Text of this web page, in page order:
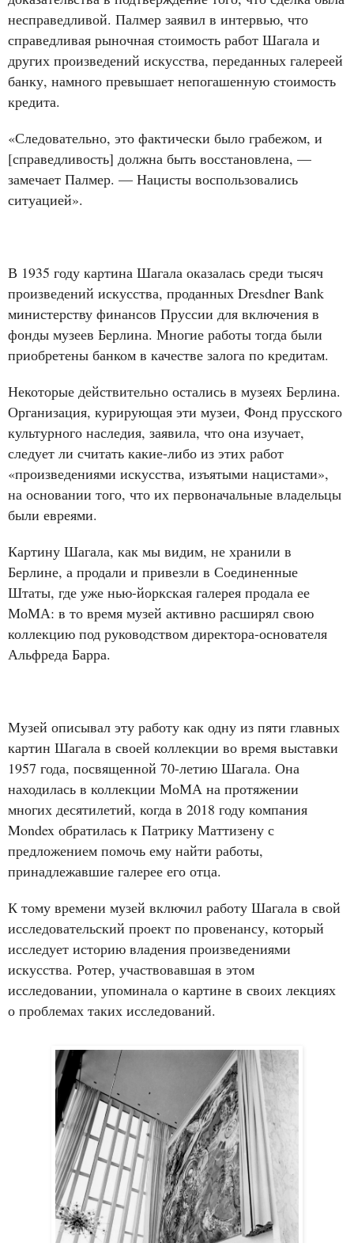
несправедливой. Палмер заявил в интервью, что
справедливая рыночная стоимость работ Шагала и
других произведений искусства, переданных галереей
банку, намного превышает непогашенную стоимость
кредита.
«Следовательно, это фактически было грабежом, и
[справедливость] должна быть восстановлена, —
замечает Палмер. — Нацисты воспользовались
ситуацией».
В 1935 году картина Шагала оказалась среди тысяч
произведений искусства, проданных Dresdner Bank
министерству финансов Пруссии для включения в
фонды музеев Берлина. Многие работы тогда были
приобретены банком в качестве залога по кредитам.
Некоторые действительно остались в музеях Берлина.
Организация, курирующая эти музеи, Фонд прусского
культурного наследия, заявила, что она изучает,
следует ли считать какие-либо из этих работ
«произведениями искусства, изъятыми нацистами»,
на основании того, что их первоначальные владельцы
были евреями.
Картину Шагала, как мы видим, не хранили в
Берлине, а продали и привезли в Соединенные
Штаты, где уже нью-йоркская галерея продала ее
МоМА: в то время музей активно расширял свою
коллекцию под руководством директора-основателя
Альфреда Барра.
Музей описывал эту работу как одну из пяти главных
картин Шагала в своей коллекции во время выставки
1957 года, посвященной 70-летию Шагала. Она
находилась в коллекции МоМА на протяжении
многих десятилетий, когда в 2018 году компания
Mondex обратилась к Патрику Маттизену с
предложением помочь ему найти работы,
принадлежавшие галерее его отца.
К тому времени музей включил работу Шагала в свой
исследовательский проект по провенансу, который
исследует историю владения произведениями
искусства. Ротер, участвовавшая в этом
исследовании, упоминала о картине в своих лекциях
о проблемах таких исследований.